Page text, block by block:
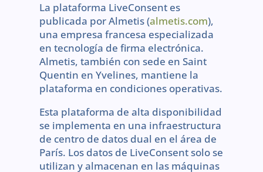
La plataforma LiveConsent es
publicada por Almetis (almetis.com),
una empresa francesa especializada
en tecnología de firma electrónica.
Almetis, también con sede en Saint
Quentin en Yvelines, mantiene la
plataforma en condiciones operativas.
Esta plataforma de alta disponibilidad
se implementa en una infraestructura
de centro de datos dual en el área de
París. Los datos de LiveConsent solo se
utilizan y almacenan en las máquinas